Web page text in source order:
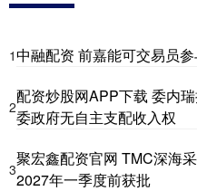
1中融配资 前嘉能可交易员
2
配资炒股网APP下载 委内
委政府无自主支配收入权
3
聚宏鑫配资官网 TMC深海
2027年一季度前获批